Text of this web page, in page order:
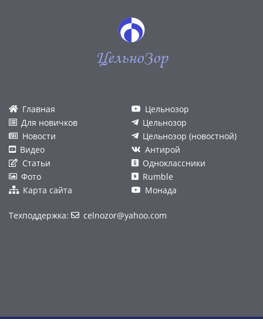
ЦельноЗор
Главная
Для новичков
Новости
Видео
Статьи
Фото
Карта сайта
Цельнозор
Цельнозор
Цельнозор (новостной)
Антирой
Одноклассники
Rumble
Монада
Техподдержка: celnozor@yahoo.com